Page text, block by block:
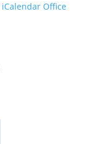
iCalendar Office